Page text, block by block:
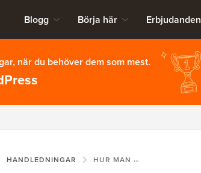
Blogg Börja här Erbjudanden
när du behöver dem som mest.
HANDLEDNINGAR HUR MAN INSTALLERAR OCH KONFIGURERAR WORDPRESS MULTISITE-NÄTVERK